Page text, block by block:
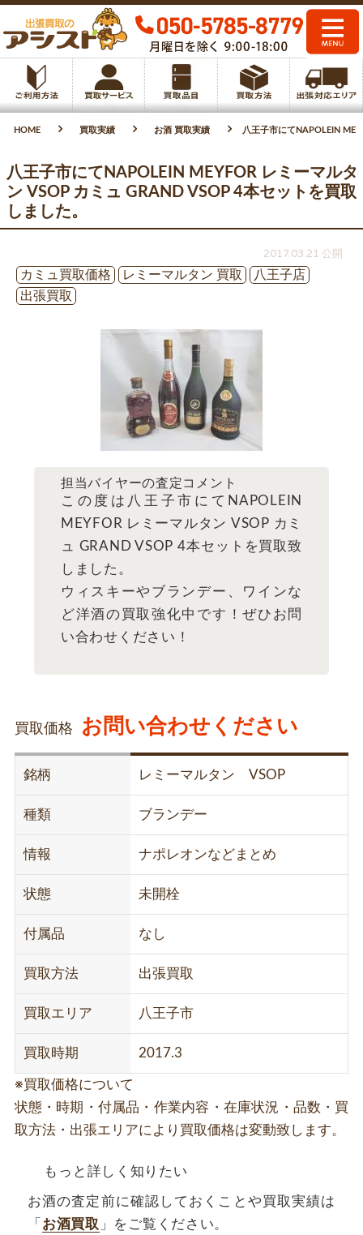
HOME 買取実績 お酒 買取実績 八王子市にてNAPOLEIN
八王子市にてNAPOLEIN MEYFOR レミーマルタ
ン VSOP カミュ GRAND VSOP 4本セットを買取
しました。
2017.03.21 公開
カミュ買取価格
レミーマルタン 買取
八王子店
出張買取
担当バイヤーの査定コメント
この度は八王子市にてNAPOLEIN
MEYFOR レミーマルタン VSOP カミ
ュ GRAND VSOP 4本セットを買取致
しました。
ウィスキーやブランデー、ワインな
ど洋酒の買取強化中です！ぜひお問
い合わせください！
買取価格 お問い合わせください
銘柄 レミーマルタン VSOP
種類 ブランデー
情報 ナポレオンなどまとめ
状態 未開栓
付属品 なし
買取方法 出張買取
買取エリア 八王子市
買取時期 2017.3
※買取価格について
状態・時期・付属品・作業内容・在庫状況・品数・買
取方法・出張エリアにより買取価格は変動致します。
もっと詳しく知りたい
お酒の査定前に確認しておくことや買取実績は
「 お酒買取 」をご覧ください。